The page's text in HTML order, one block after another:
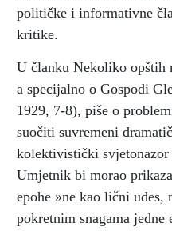
političke i informativne
kritike.
U članku Nekoliko opštih
a specijalno o Gospodi
1929, 7-8), piše o
suočiti suvremeni
kolektivistički
Umjetnik bi morao
epohe »ne kao lični udes,
pokretnim snagama